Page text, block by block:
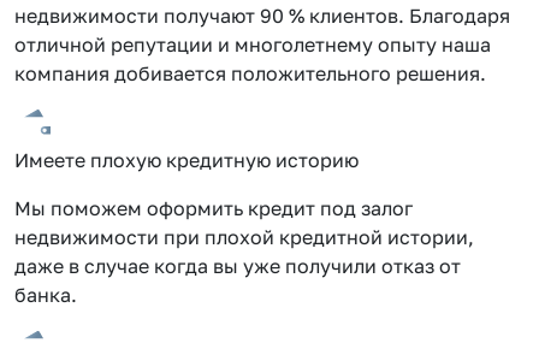
недвижимости получают 90 % клиентов. Благодаря
отличной репутации и многолетнему опыту наша
компания добивается положительного решения.
Имеете плохую кредитную историю
Мы поможем оформить кредит под залог
недвижимости при плохой кредитной истории,
даже в случае когда вы уже получили отказ от
банка.